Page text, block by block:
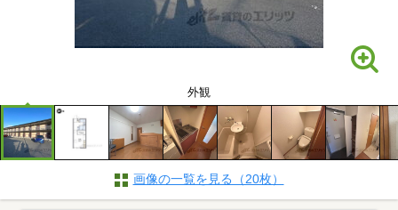
外観
画像の一覧を見る（20枚）